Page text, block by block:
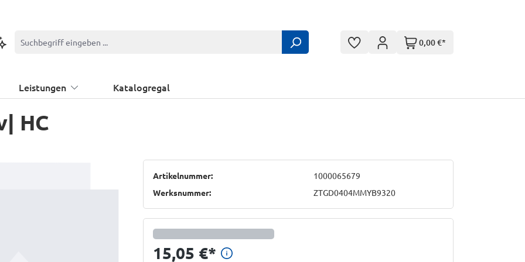
Suche 0,00 €*
Leistungen Katalogregal
HC
Artikelnummer:
1000065679
Werksnummer:
ZTGD0404MMYB9320
15,05 €* Preisinformationen anzeigen